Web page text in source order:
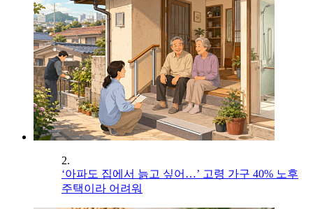
2.
‘아파도 집에서 늙고 싶어…’ 고령 가구 40% 노후
주택이라 어려워